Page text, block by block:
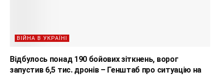
ВІЙНА В УКРАЇНІ
Відбулось понад 190 бойових зіткнень, ворог
запустив 6,5 тис. дронів – Генштаб про ситуацію на